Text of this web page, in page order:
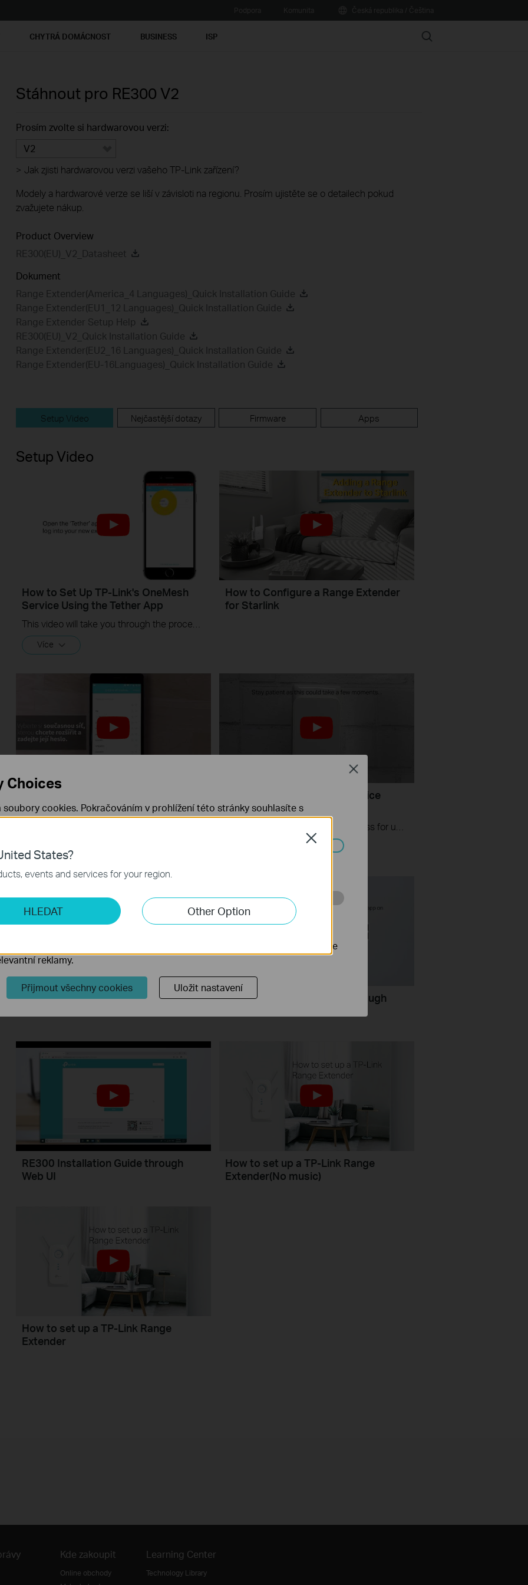
CHYTRÁ DOMÁCNOST BUSINESS ISP Search
Stáhnout pro RE300 V2
Prosím zvolte si hardwarovou verzi:
V2
> Jak zjisti hardwarovou verzi vašeho TP-Link zařízení?
Modely a hardwarové verze se liší v závisloti na regionu. Prosím ujistěte se o detailech pokud
zvažujete nákup.
Product Overview
RE300(EU)_V2_Datasheet
Dokument
Range Extender(America_4 Languages)_Quick Installation Guide
Range Extender(EU1_12 Languages)_Quick Installation Guide
Range Extender Setup Help
RE300(EU)_V2_Quick Installation Guide
Range Extender(EU2_16 Languages)_Quick Installation Guide
Range Extender(EU-16Languages)_Quick Installation Guide
Setup Video Nejčastější dotazy Firmware Apps
Setup Video
How to Set Up TP-Link's OneMesh
Service Using the Tether App
Více
How to Configure a Range Extender
for Starlink
pomocí aplikace TP-Link Tether
How to Setup OneMesh Service
using a Web Browser
RE300 Installation Guide through
RE300 Installation Guide through
RE300 Installation Guide through
Web UI
How to set up a TP-Link Range
Extender(No music)
How to set up a TP-Link Range
Extender
Kde zakoupit
Online obchody
Learning Center
Technology Library
States?
events and services for your region.
HLEDAT Other Option
Close
Choices
soubory cookies. Pokračováním v prohlížení této stránky souhlasíte s
cookies.Již nezobrazovatZjistit více.
pro fungování webových stránek a nelze je ve vašich systémech
cookies
nám umožňují analyzovat vaše aktivity na našich webových stránkách za
jejich funkčnosti.
cookie mohou prostřednictvím našich webových stránek nastavit, aby se
reklamy.
Přijmout všechny cookies Uložit nastavení
Close